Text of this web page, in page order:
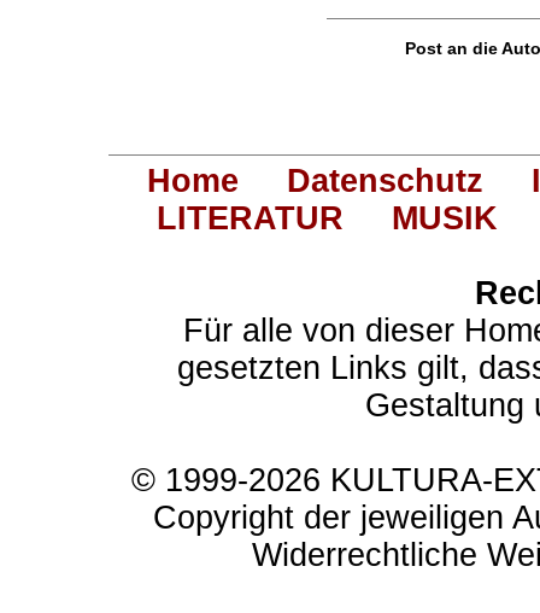
Post an die
Home Datenschutz
LITERATUR
MUSIK
Für alle von dieser
gesetzten Links gilt,
Gestaltung
© 1999-2026 KULTURA-
Copyright der jeweiligen
Widerrechtliche